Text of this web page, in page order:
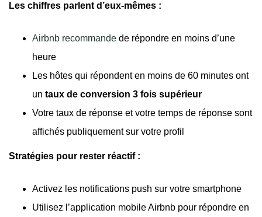
Les chiffres parlent d’eux-mêmes :
Airbnb recommande de répondre en moins d’une
heure
Les hôtes qui répondent en moins de 60 minutes ont
un taux de conversion 3 fois supérieur
Votre taux de réponse et votre temps de réponse sont
affichés publiquement sur votre profil
Stratégies pour rester réactif :
Activez les notifications push sur votre smartphone
Utilisez l’application mobile Airbnb pour répondre en